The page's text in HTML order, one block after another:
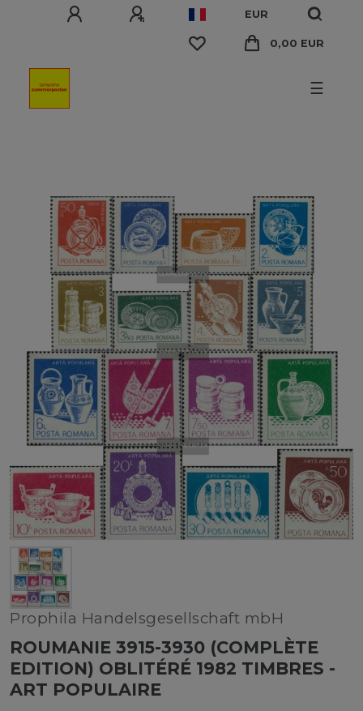
EUR
0,00 EUR
☰
Prophila Handelsgesellschaft mbH
ROUMANIE 3915-3930 (COMPLÈTE
EDITION) OBLITÉRÉ 1982 TIMBRES -
ART POPULAIRE